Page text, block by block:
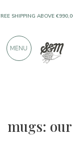
mugs:
SHIPPING ABOVE
PRODUCTS FROM
MENU